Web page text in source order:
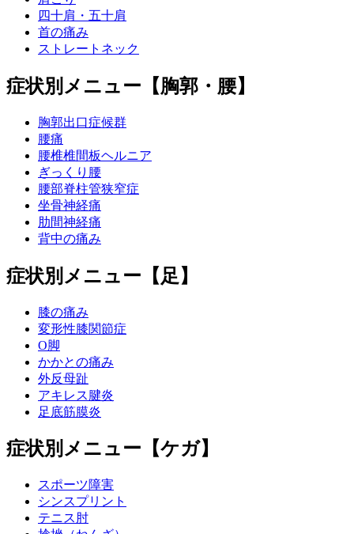
四十肩・五十肩
首の痛み
ストレートネック
症状別メニュー【胸郭・腰】
胸郭出口症候群
腰痛
腰椎椎間板ヘルニア
ぎっくり腰
腰部脊柱管狭窄症
坐骨神経痛
肋間神経痛
背中の痛み
症状別メニュー【足】
膝の痛み
変形性膝関節症
O脚
かかとの痛み
外反母趾
アキレス腱炎
足底筋膜炎
症状別メニュー【ケガ】
スポーツ障害
シンスプリント
テニス肘